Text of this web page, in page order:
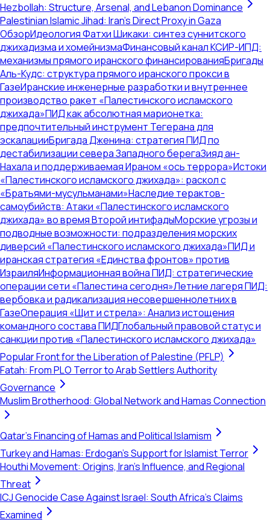
Hezbollah: Structure, Arsenal, and Lebanon Dominance
Palestinian Islamic Jihad: Iran's Direct Proxy in Gaza
ОбзорИдеология Фатхи Шикаки: синтез суннитского
джихадизма и хомейнизмаФинансовый канал КСИР-ИПД:
механизмы прямого иранского финансированияБригады
Аль-Кудс: структура прямого иранского прокси в
ГазеИранские инженерные разработки и внутреннее
производство ракет «Палестинского исламского
джихада»ПИД как абсолютная марионетка:
предпочтительный инструмент Тегерана для
эскалацииБригада Дженина: стратегия ПИД по
дестабилизации севера Западного берегаЗияд ан-
Нахала и поддерживаемая Ираном «ось террора»Истоки
«Палестинского исламского джихада»: раскол с
«Братьями-мусульманами»Наследие терактов-
самоубийств: Атаки «Палестинского исламского
джихада» во время Второй интифадыМорские угрозы и
подводные возможности: подразделения морских
диверсий «Палестинского исламского джихада»ПИД и
иранская стратегия «Единства фронтов» против
ИзраиляИнформационная война ПИД: стратегические
операции сети «Палестина сегодня»Летние лагеря ПИД:
вербовка и радикализация несовершеннолетних в
ГазеОперация «Щит и стрела»: Анализ истощения
командного состава ПИДГлобальный правовой статус и
санкции против «Палестинского исламского джихада»
Popular Front for the Liberation of Palestine (PFLP)
Fatah: From PLO Terror to Arab Settlers Authority
Governance
Muslim Brotherhood: Global Network and Hamas Connection
Qatar's Financing of Hamas and Political Islamism
Turkey and Hamas: Erdogan's Support for Islamist Terror
Houthi Movement: Origins, Iran's Influence, and Regional
Threat
ICJ Genocide Case Against Israel: South Africa's Claims
Examined